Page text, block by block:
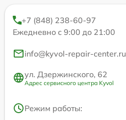
+7 (848) 238-60-97
Ежедневно с 9:00 до 21:00
info@kyvol-repair-center.ru
ул. Дзержинского, 62
Адрес сервисного центра Kyvol
Режим работы: